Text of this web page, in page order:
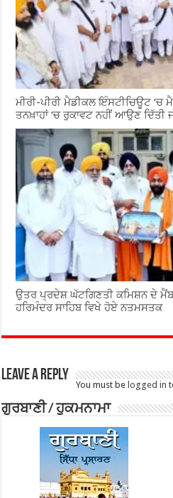
ਮੀਰੀ-ਪੀਰੀ ਮੈਡੀਕਲ ਇੰਸਟੀਚਿਊਟ ‘ਚ
ਤਨਖ਼ਾਹਾਂ ‘ਚ ਰੁਕਾਵਟ ਨਹੀਂ ਆਉਣ ਦਿੱਤੀ
ਉਤਰ ਪ੍ਰਦੇਸ਼ ਘੱਟਗਿਣਤੀ ਕਮਿਸ਼ਨ ਦੇ
ਹਰਿਮੰਦਰ ਸਾਹਿਬ ਵਿਖੇ ਹੋਏ ਨਤਮਸਤਕ
Leave a Reply
You must be logged in
ਗੁਰਬਾਣੀ / ਹੁਕਮਨਾਮਾ